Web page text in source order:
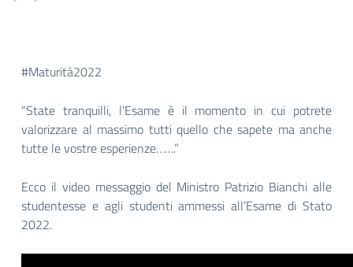
#Maturità2022
“State tranquilli, l’Esame è il momento in cui potrete
valorizzare al massimo tutti quello che sapete ma anche
tutte le vostre esperienze…….”
Ecco il video messaggio del Ministro Patrizio Bianchi alle
studentesse e agli studenti ammessi all’Esame di Stato
2022.